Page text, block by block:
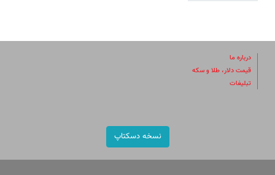
درباره ما
قیمت دلار، طلا و سکه
تبلیغات
نسخه دسکتاپ